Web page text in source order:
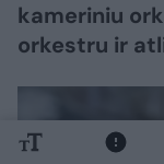
kameriniu
orkestru ir